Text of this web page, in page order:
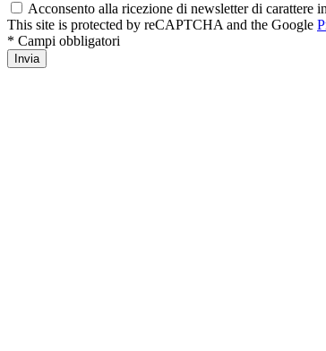
Acconsento alla ricezione di newsletter di
This site is protected by reCAPTCHA and the Google
* Campi obbligatori
Invia